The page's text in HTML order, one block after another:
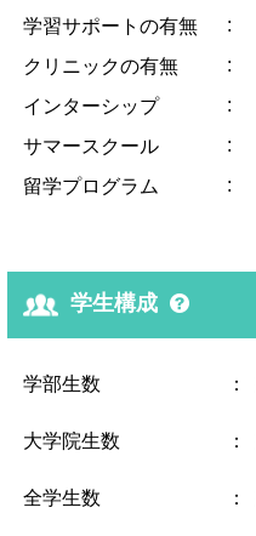
学習サポートの有無 :
クリニックの有無 :
インターシップ :
サマースクール :
留学プログラム :
学生構成
学部生数 ：
大学院生数 ：
全学生数 ：